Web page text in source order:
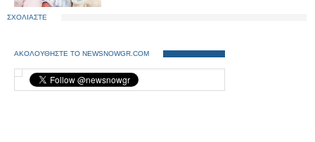
ΣΧΟΛΙΑΣΤΕ
ΑΚΟΛΟΥΘΗΣΤΕ ΤΟ NEWSNOWGR.COM